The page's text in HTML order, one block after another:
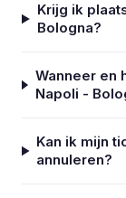
Krijg ik
Bologna?
Wanneer en
Napoli -
Kan ik mijn
annuleren?